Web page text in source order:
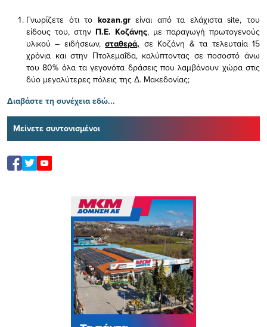
Γνωρίζετε ότι το kozan.gr είναι από τα ελάχισταsite, του
είδους του, στην Π.Ε. Κοζάνης, με παραγωγή πρωτογενούς
υλικού – ειδήσεων,σταθερά, σε Κοζάνη & τα τελευταία 15
χρόνια και στην Πτολεμαΐδα, καλύπτοντας σε ποσοστό άνω
του 80% όλα τα γεγονότα δράσεις που λαμβάνουν χώρα στις
δύο μεγαλύτερες πόλεις της Δ. Μακεδονίας;
Διαβάστε τη συνέχεια εδώ...
Μείνετε συντονισμένοι